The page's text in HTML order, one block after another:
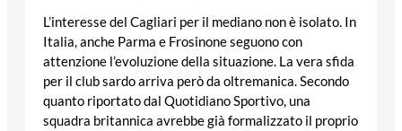
L’interesse del Cagliari per il mediano non è isolato. In
Italia, anche Parma e Frosinone seguono con
attenzione l’evoluzione della situazione. La vera sfida
per il club sardo arriva però da oltremanica. Secondo
quanto riportato dal Quotidiano Sportivo, una
squadra britannica avrebbe già formalizzato il proprio